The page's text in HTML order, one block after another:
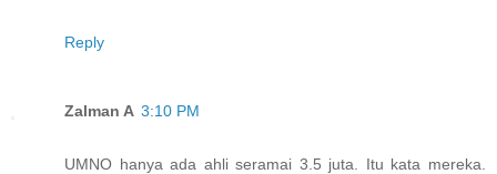
Reply
Zalman A 3:10 PM
UMNO hanya ada ahli seramai 3.5 juta. Itu kata mereka.